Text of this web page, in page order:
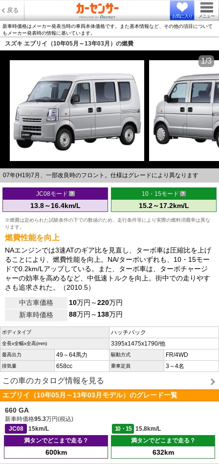
戻る
お気に入り メニュー
新車時価格はメーカー発表当時の車両本体価格です。また基本情報など、その他の項目について
もメーカー発表時の情報に基いています。
スズキ エブリイ（10年05月～13年03月）の燃費
07年(H19)7月、一部改良時のフロント。仕様はグレードにより異なります
1/3
JC08モード
13.8～16.4km/L
10・15モード
15.2～17.2km/L
※燃費は定められた試験条件の下での数値のため、走行条件等により実際の燃料消費率は異な
ります。
燃費性能を向上
NAエンジンでは3速ATのギア比を見直し、ターボ車は圧縮比を上げ
ることにより、燃費性能を向上。NA/ターボいずれも、10・15モー
ドで0.2km/Lアップしている。また、ターボ車は、ターボチャージ
ャーの効率を高めるなど、中低速トルクを向上。街中での走りやす
さも追求された。（2010.5）
中古車価格
10万円～220万円
新車時価格
88万円～138万円
ボディタイプ ハッチバック
全長x全幅x全高(mm) 3395x1475x1790/他
最高出力 49～64馬力 駆動方式 FR/4WD
排気量 658cc 乗車定員 3～4名
この車のカタログ情報を見る
エブリイ（10年05月～13年03月モデル）のグレード一覧
660 GA
新車時価格95.3万円(税込)
JC08
15km/L 10・15
15.8km/L
満タンでどこまで走る？
600km
満タンでどこまで走る？
632km